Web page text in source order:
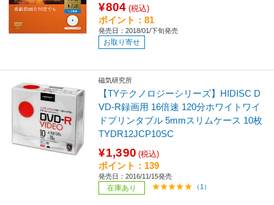
¥804 (税込)
ポイント：81
発売日：2018/01/下旬発売
お取り寄せ
磁気研究所
【TYテクノロジーシリーズ】HIDISC D
VD-R録画用 16倍速 120分ホワイトワイ
ドプリンタブル 5mmスリムケース 10枚
TYDR12JCP10SC
¥1,390 (税込)
ポイント：139
発売日：2016/11/15発売
在庫あり （1）